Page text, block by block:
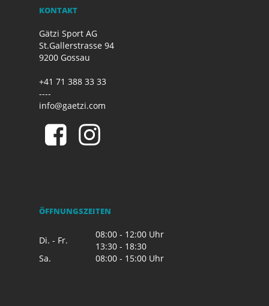
KONTAKT
Gätzi Sport AG
St.Gallerstrasse 94
9200 Gossau
+41 71 388 33 33
----
info@gaetzi.com
ÖFFNUNGSZEITEN
Di. - Fr.
08:00 - 12:00 Uhr
13:30 - 18:30
Sa.
08:00 - 15:00 Uhr